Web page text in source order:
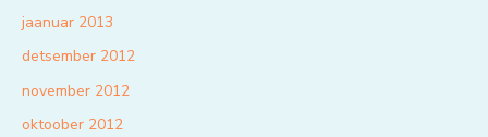
jaanuar 2013
detsember 2012
november 2012
oktoober 2012